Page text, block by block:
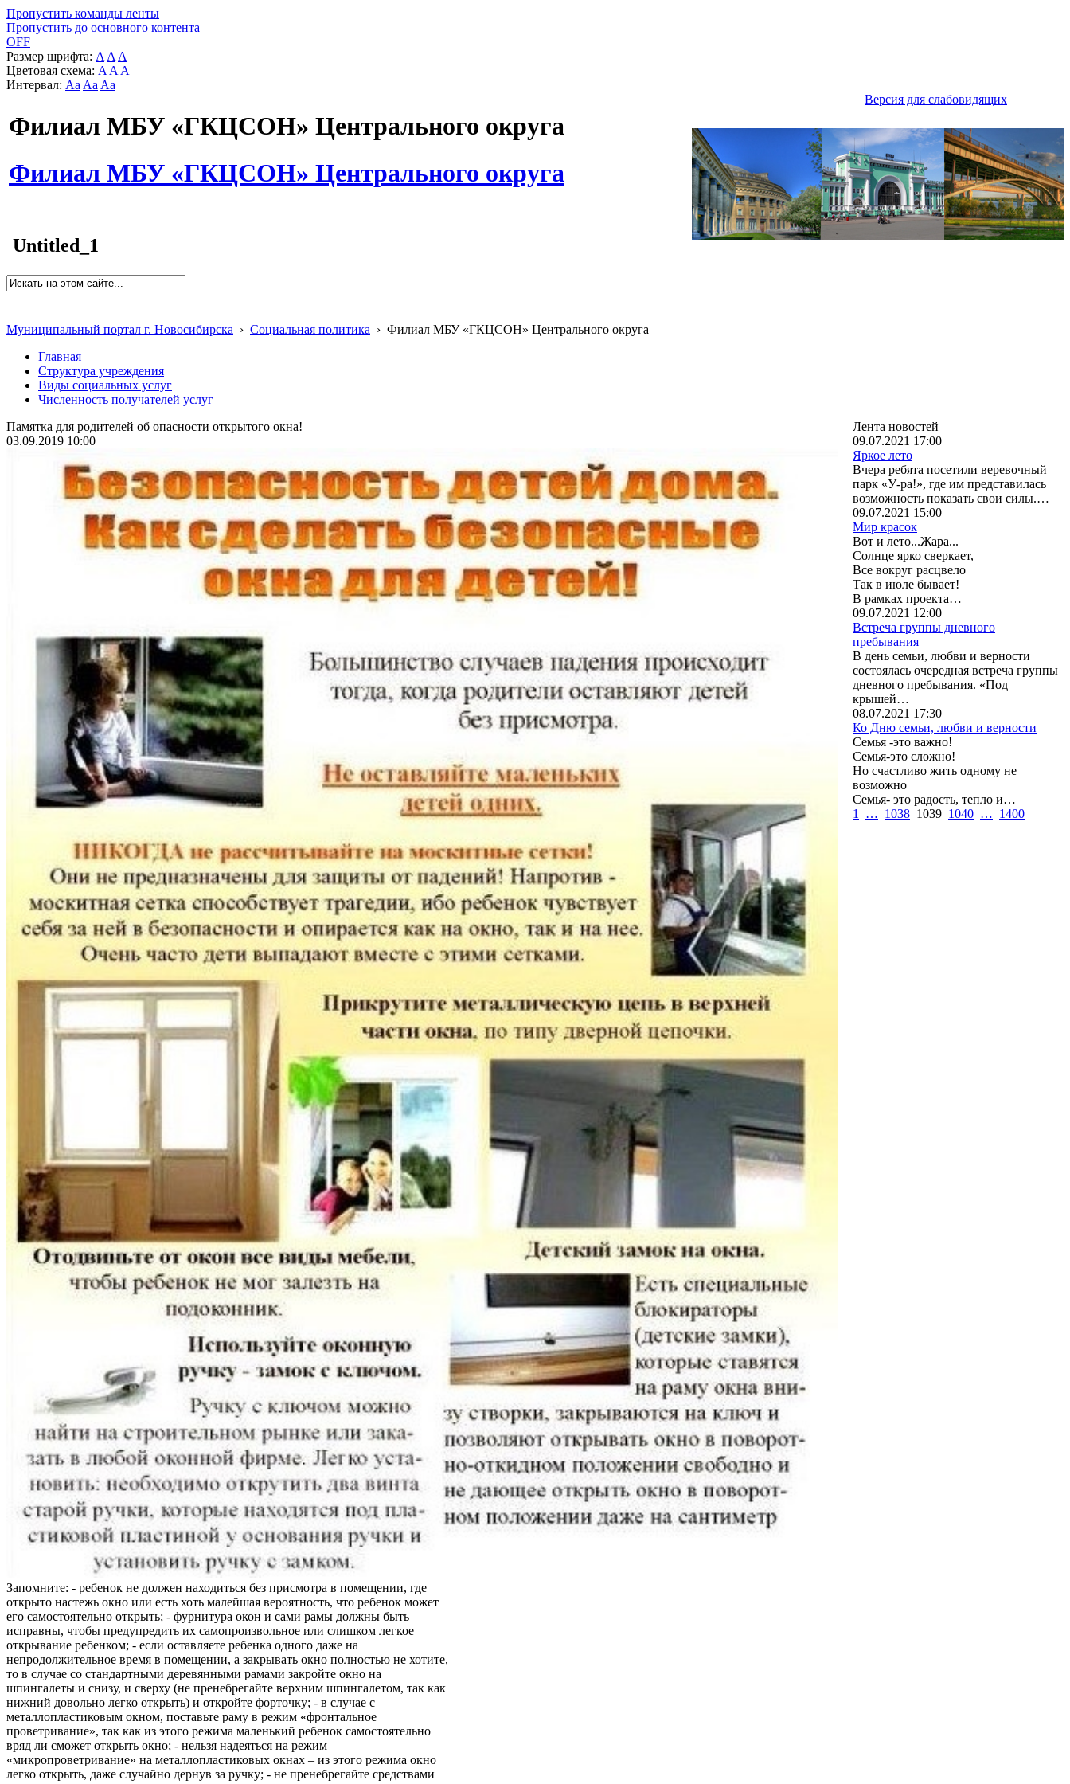
Пропустить команды ленты
Пропустить до основного контента
OFF
Размер шрифта: A A A
Цветовая схема: A A A
Интервал: Aa Aa Aa
Версия для слабовидящих
Филиал МБУ «ГКЦСОН» Центрального округа
Филиал МБУ «ГКЦСОН» Центрального округа
Untitled_1
Муниципальный портал г. Новосибирска › Социальная политика › Филиал МБУ «ГКЦСОН» Центрального округа
Главная
Структура учреждения
Виды социальных услуг
Численность получателей услуг
Памятка для родителей об опасности открытого окна!
03.09.2019 10:00
Запомните: - ребенок не должен находиться без присмотра в помещении, где
открыто настежь окно или есть хоть малейшая вероятность, что ребенок может
его самостоятельно открыть; - фурнитура окон и сами рамы должны быть
исправны, чтобы предупредить их самопроизвольное или слишком легкое
открывание ребенком; - если оставляете ребенка одного даже на
непродолжительное время в помещении, а закрывать окно полностью не хотите,
то в случае со стандартными деревянными рамами закройте окно на
шпингалеты и снизу, и сверху (не пренебрегайте верхним шпингалетом, так как
нижний довольно легко открыть) и откройте форточку; - в случае с
металлопластиковым окном, поставьте раму в режим «фронтальное
проветривание», так как из этого режима маленький ребенок самостоятельно
вряд ли сможет открыть окно; - нельзя надеяться на режим
«микропроветривание» на металлопластиковых окнах – из этого режима окно
легко открыть, даже случайно дернув за ручку; - не пренебрегайте средствами
Лента новостей
09.07.2021 17:00
Яркое лето
Вчера ребята посетили веревочный
парк «У-ра!», где им представилась
возможность показать свои силы.…
09.07.2021 15:00
Мир красок
Вот и лето...Жара...
Солнце ярко сверкает,
Все вокруг расцвело
Так в июле бывает!
В рамках проекта…
09.07.2021 12:00
Встреча группы дневного
пребывания
В день семьи, любви и верности
состоялась очередная встреча группы
дневного пребывания. «Под
крышей…
08.07.2021 17:30
Ко Дню семьи, любви и верности
Семья -это важно!
Семья-это сложно!
Но счастливо жить одному не
возможно
Семья- это радость, тепло и…
1
… 1038 1039 1040 … 1400